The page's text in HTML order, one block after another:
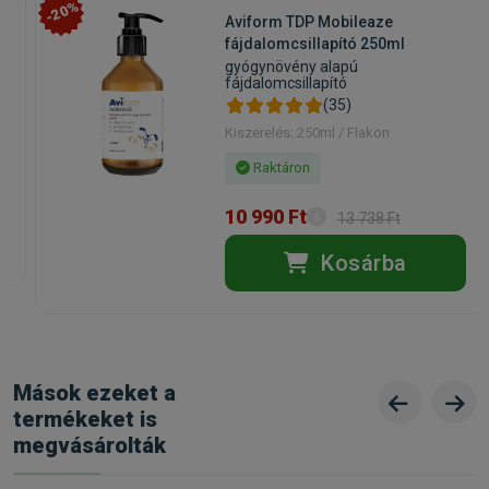
-20%
Aviform TDP Mobileaze
fájdalomcsillapító 250ml
gyógynövény alapú
fájdalomcsillapító
(35)
Kiszerelés: 250ml / Flakon
Raktáron
10 990 Ft 13 738 Ft
Kosárba
Mások ezeket a
termékeket is
megvásárolták